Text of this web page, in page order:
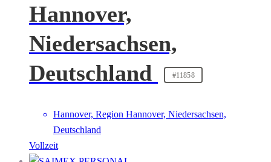
Hannover,
Niedersachsen,
Deutschland
#11858
Hannover, Region Hannover, Niedersachsen,
Deutschland
Vollzeit